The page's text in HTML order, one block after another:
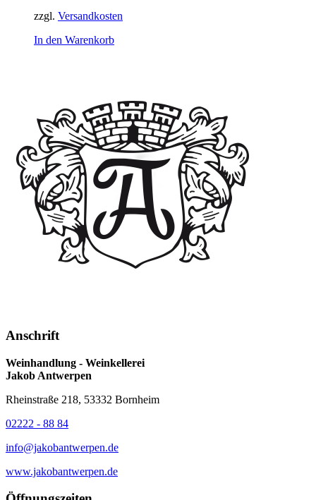
zzgl. Versandkosten
In den Warenkorb
Anschrift
Weinhandlung - Weinkellerei
Jakob Antwerpen
Rheinstraße 218, 53332 Bornheim
02222 - 88 84
info@jakobantwerpen.de
www.jakobantwerpen.de